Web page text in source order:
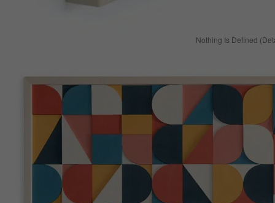
Nothing Is Defined